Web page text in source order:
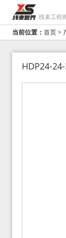
线束工程
当前位置： 首页>
HDP24-